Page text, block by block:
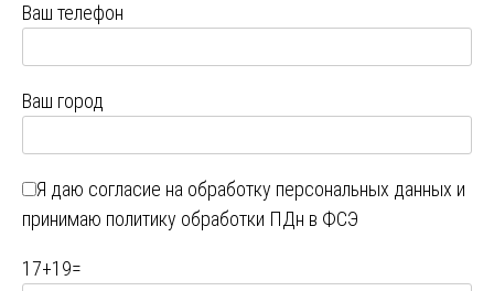
Ваш телефон
Ваш город
Я даю согласие на обработку персональных данных и
принимаю политику обработки ПДн в ФСЭ
17+19=